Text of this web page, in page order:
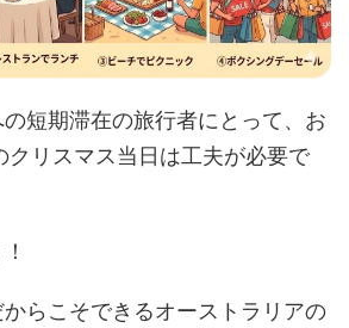
短期滞在の旅行者にとって、お
クリスマス当日は工夫が必要で
らこそできるオーストラリアの